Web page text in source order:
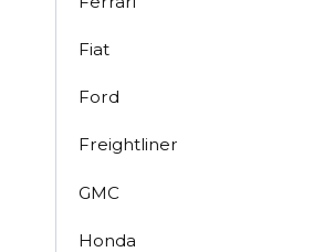
Fiat
Ford
Freightliner
GMC
Honda